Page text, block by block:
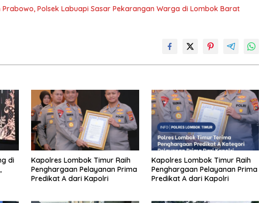
Polsek Labuapi Sasar Pekarangan Warga di Lombok Barat
di
Kapolres Lombok Timur Raih
Penghargaan Pelayanan Prima
Predikat A dari Kapolri
Kapolres Lombok Timur Raih
Penghargaan Pelayanan Prima
Predikat A dari Kapolri